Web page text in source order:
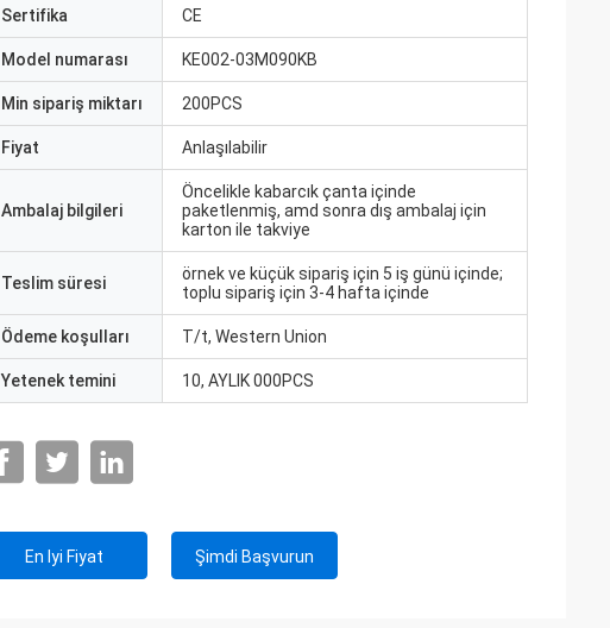
Sertifika CE
Model numarası KE002-03M090KB
Min sipariş miktarı 200PCS
Fiyat Anlaşılabilir
Ambalaj bilgileri
Öncelikle kabarcık çanta içinde
paketlenmiş, amd sonra dış ambalaj için
karton ile takviye
Teslim süresi
örnek ve küçük sipariş için 5 iş günü içinde;
toplu sipariş için 3-4 hafta içinde
Ödeme koşulları T/t, Western Union
Yetenek temini 10, AYLIK 000PCS
En Iyi Fiyat Şimdi Başvurun